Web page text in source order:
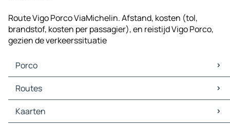
Route Vigo Porco ViaMichelin. Afstand, kosten (tol,
brandstof, kosten per passagier), en reistijd Vigo Porco,
gezien de verkeerssituatie
Porco
Porco Kaarten
Porco Verkeer
Porco Hotels
Porco Restaurants
Routes
Kaarten